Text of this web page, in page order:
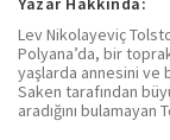
Lev Nikolayeviç
Polyana’da, bir
yaşlarda annesini ve
Saken tarafından
aradığını bulamayan